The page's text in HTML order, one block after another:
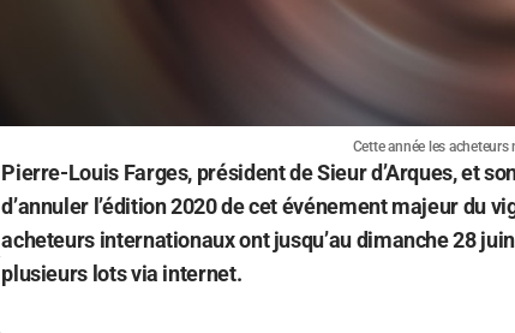
Cette année les
Pierre-Louis Farges, président de Sieur d’Arques, et
d’annuler l’édition 2020 de cet événement majeur du
acheteurs internationaux ont jusqu’au dimanche 28
plusieurs lots via internet.